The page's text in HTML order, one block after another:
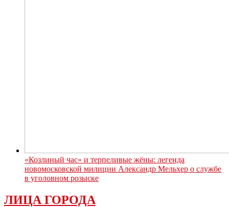
«Козлиный час» и терпеливые жёны: легенда
новомосковской милиции Александр Мельхер о службе
в уголовном розыске
ЛИЦА ГОРОДА